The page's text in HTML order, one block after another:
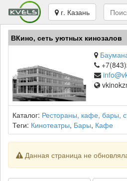
г. Казань
ВКино, сеть уютных кинозалов
Каталог: Рестораны, кафе, бары,
Теги: Кинотеатры, Бары, Кафе
Данная страница не